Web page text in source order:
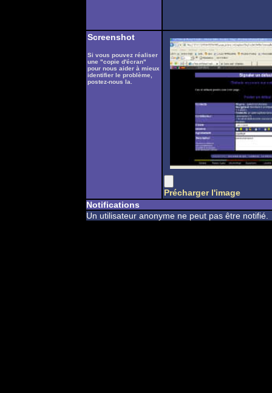
Screenshot
Si vous pouvez réaliser
une "copie d'écran"
pour nous aider à mieux
identifier le problème,
postez-nous la.
Précharger l'image
Notifications
Un utilisateur anonyme ne peut pas être notifié.